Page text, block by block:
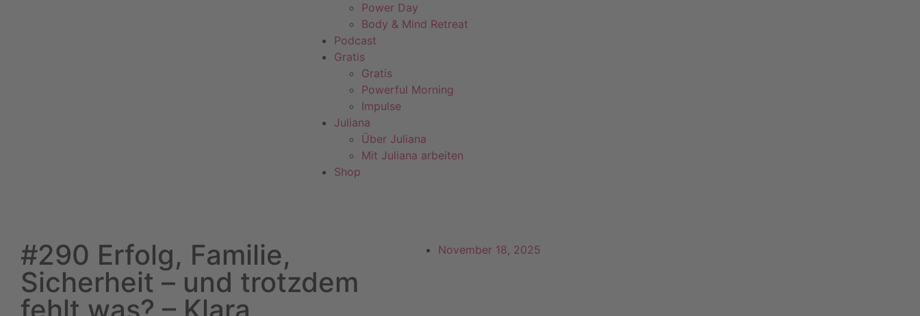
Power Day
Body & Mind Retreat
Podcast
Gratis
Gratis
Powerful Morning
Impulse
Juliana
Über Juliana
Mit Juliana arbeiten
Shop
#290 Erfolg, Familie,
Sicherheit – und trotzdem
November 18, 2025